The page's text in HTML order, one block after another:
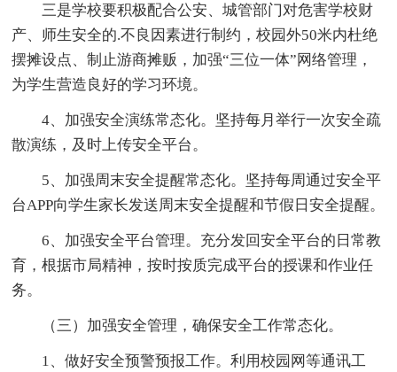
三是学校要积极配合公安、城管部门对危害学校财
产、师生安全的.不良因素进行制约，校园外50米内杜绝
摆摊设点、制止游商摊贩，加强“三位一体”网络管理，
为学生营造良好的学习环境。
4、加强安全演练常态化。坚持每月举行一次安全疏
散演练，及时上传安全平台。
5、加强周末安全提醒常态化。坚持每周通过安全平
台APP向学生家长发送周末安全提醒和节假日安全提醒。
6、加强安全平台管理。充分发回安全平台的日常教
育，根据市局精神，按时按质完成平台的授课和作业任
务。
（三）加强安全管理，确保安全工作常态化。
1、做好安全预警预报工作。利用校园网等通讯工